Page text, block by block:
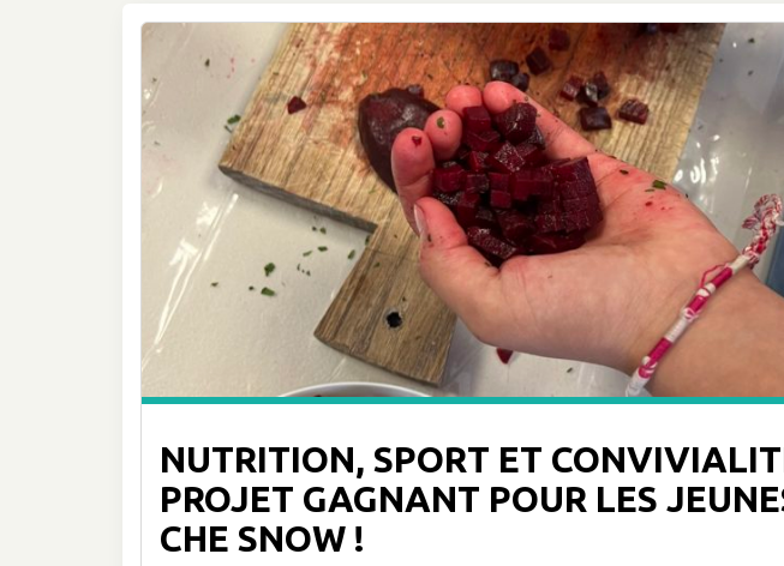
NUTRITION, SPORT ET
PROJET GAGNANT POUR LES
CHE SNOW !